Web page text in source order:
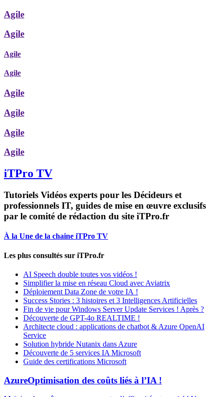
Agile
Agile
Agile
Agile
Agile
Agile
Agile
Agile
iTPro TV
Tutoriels Vidéos experts pour les Décideurs et
professionnels IT, guides de mise en œuvre exclusifs
par le comité de rédaction du site iTPro.fr
À la Une de la chaine iTPro TV
Les plus consultés sur iTPro.fr
AI Speech double toutes vos vidéos !
Simplifier la mise en réseau Cloud avec Aviatrix
Déploiement Data Zone de votre IA !
Success Stories : 3 histoires et 3 Intelligences Artificielles
Fin de vie pour Windows Server Update Services ! Après ?
Découverte de GPT-4o REALTIME !
Architecte cloud : applications de chatbot & Azure OpenAI
Service
Solution hybride Nutanix dans Azure
Découverte de 5 services IA Microsoft
Guide des certifications Microsoft
AzureOptimisation des coûts liés à l’IA !